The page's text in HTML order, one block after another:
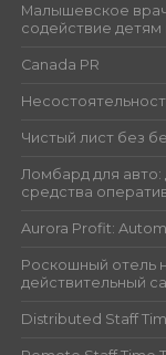
Малышевское
содействие детям
Canada PR
Чистый лист без
Ломбард для авто:
средства
Aurora Profit:
Роскошный отель
действительный
Distributed Staff